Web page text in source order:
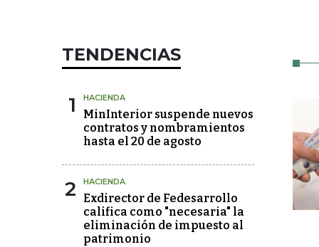
TENDENCIAS
1 HACIENDA
MinInterior suspende nuevos
contratos y nombramientos
hasta el 20 de agosto
2 HACIENDA
Exdirector de Fedesarrollo
califica como "necesaria" la
eliminación de impuesto al
patrimonio